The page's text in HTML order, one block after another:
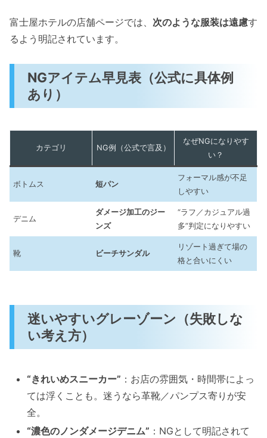
富士屋ホテルの店舗ページでは、 次のような服装は遠慮す
るよう明記されています。
NGアイテム早見表（公式に具体例
あり）
カテゴリ NG例（公式で言及）
なぜNGになりやす
い？
ボトムス 短パン
フォーマル感が不足
しやすい
デニム
ダメージ加工のジー
ンズ
“ラフ／カジュアル過
多”判定になりやすい
靴 ビーチサンダル
リゾート過ぎて場の
格と合いにくい
迷いやすいグレーゾーン（失敗しな
い考え方）
“きれいめスニーカー” ：お店の雰囲気・時間帯によっ
ては浮くことも。迷うなら革靴／パンプス寄りが安
全。
“濃色のノンダメージデニム” ：NGとして明記されて